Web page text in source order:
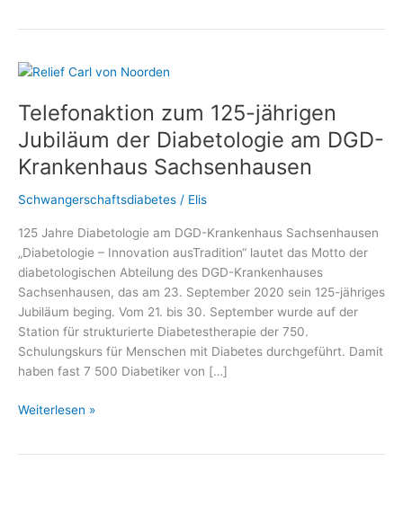
Telefonaktion zum 125-jährigen
Jubiläum der Diabetologie am DGD-
Krankenhaus Sachsenhausen
Schwangerschaftsdiabetes / Elis
125 Jahre Diabetologie am DGD-Krankenhaus Sachsenhausen
„Diabetologie – Innovation ausTradition“ lautet das Motto der
diabetologischen Abteilung des DGD-Krankenhauses
Sachsenhausen, das am 23. September 2020 sein 125-jähriges
Jubiläum beging. Vom 21. bis 30. September wurde auf der
Station für strukturierte Diabetestherapie der 750.
Schulungskurs für Menschen mit Diabetes durchgeführt. Damit
haben fast 7 500 Diabetiker von […]
Telefonaktion
Weiterlesen »